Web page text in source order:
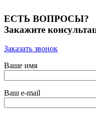
ЕСТЬ ВОПРОСЫ?
Закажите
Заказать звонок
Ваше имя
Ваш e-mail